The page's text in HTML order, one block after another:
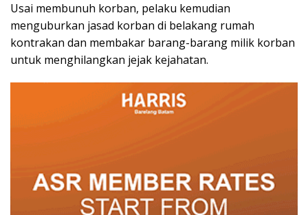
Usai membunuh korban, pelaku kemudian
menguburkan jasad korban di belakang rumah
kontrakan dan membakar barang-barang milik korban
untuk menghilangkan jejak kejahatan.